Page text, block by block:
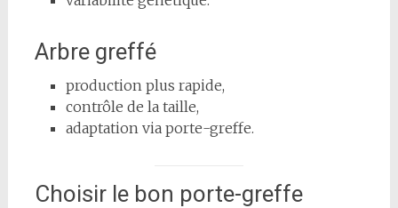
Arbre greffé
production plus rapide,
contrôle de la taille,
adaptation via porte-greffe.
Choisir le bon porte-greffe